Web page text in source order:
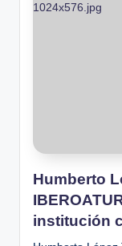
Humberto
institución